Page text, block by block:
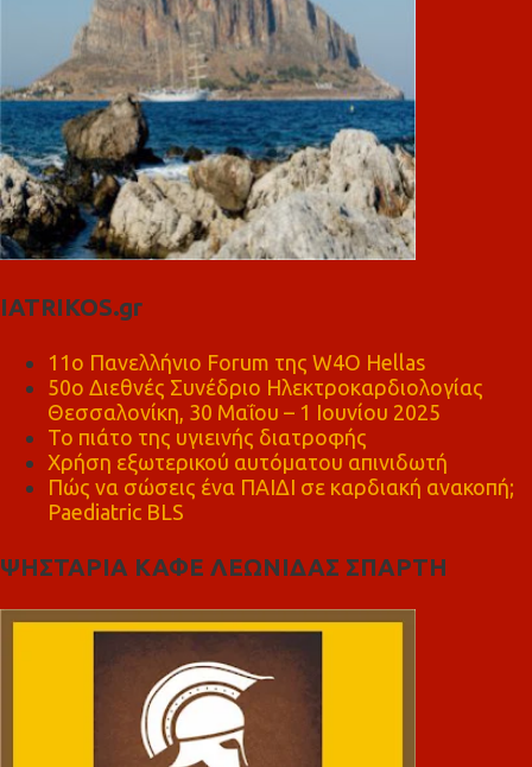
IATRIKOS.gr
11ο Πανελλήνιο Forum της W4O Hellas
50ο Διεθνές Συνέδριο Ηλεκτροκαρδιολογίας
Θεσσαλονίκη, 30 Μαΐου – 1 Ιουνίου 2025
Το πιάτο της υγιεινής διατροφής
Χρήση εξωτερικού αυτόματου απινιδωτή
Πώς να σώσεις ένα ΠΑΙΔΙ σε καρδιακή ανακοπή;
Paediatric BLS
ΨΗΣΤΑΡΙΑ ΚΑΦΕ ΛΕΩΝΙΔΑΣ ΣΠΑΡΤΗ